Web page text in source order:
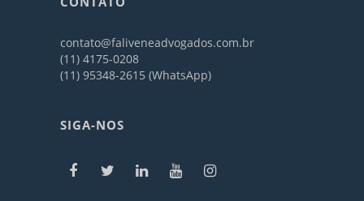
contato@faliveneadvogados.com.br
(11) 4175-0208
(11) 95348-2615 (WhatsApp)
SIGA-NOS